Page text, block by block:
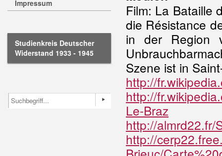
Impressum
Studienkreis Deutscher
Widerstand 1933 - 1945
Film: La Bataille
die Résistance
in der Region
Szene ist in
http://
http://
Le-Braz
http://almrd22.fr/
http://